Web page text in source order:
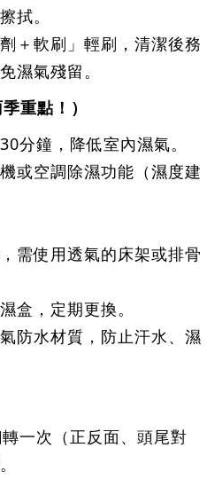
拭。
＋軟刷」輕刷，清潔後務
濕氣殘留。
重點！）
分鐘，降低室內濕氣。
或空調除濕功能（濕度建
需使用透氣的床架或排骨
盒，定期更換。
防水材質，防止汗水、濕
一次（正反面、頭尾對